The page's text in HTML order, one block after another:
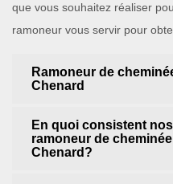
que vous souhaitez réaliser
ramoneur vous servir pour
Ramoneur de
Chenard
En quoi consistent
ramoneur de
Chenard?